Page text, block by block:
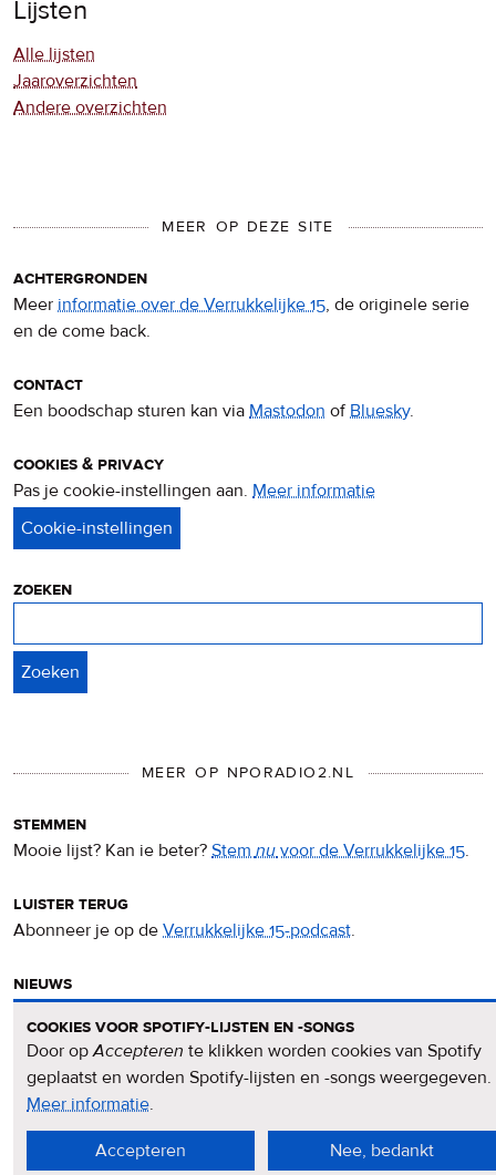
Lijsten
Alle lijsten
Jaaroverzichten
Andere overzichten
MEER OP DEZE SITE
achtergronden
Meer informatie over de Verrukkelijke 15, de originele serie
en de come back.
contact
Een boodschap sturen kan via Mastodon ofBluesky.
cookies & privacy
Pas je cookie-instellingen aan. Meer informatie
zoeken
MEER OP NPORADIO2.NL
stemmen
Mooie lijst? Kan ie beter? Stemnuvoor de Verrukkelijke 15.
luister terug
Abonneer je op de Verrukkelijke 15-podcast.
nieuws
nieuwsbrief
Meld je aan voor deVerrukkelijke 15-nieuwsbrief.
cookies voor spotify-lijsten en -songs
Door opAccepteren te klikken worden cookies van Spotify
geplaatst en worden Spotify-lijsten en -songs weergegeven.
Meer informatieover
privacy
&
.
Accepteren Nee, bedankt